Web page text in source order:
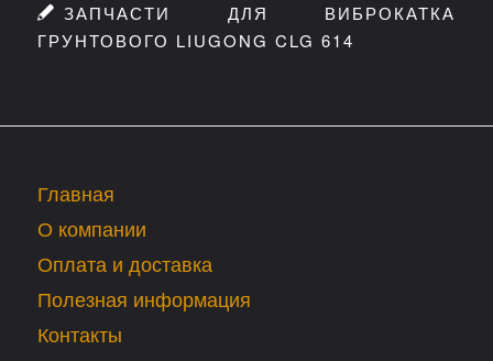
ЗАПЧАСТИ ДЛЯ ВИБРОКАТКА
ГРУНТОВОГО LIUGONG CLG 614
Главная
О компании
Оплата и доставка
Полезная информация
Контакты